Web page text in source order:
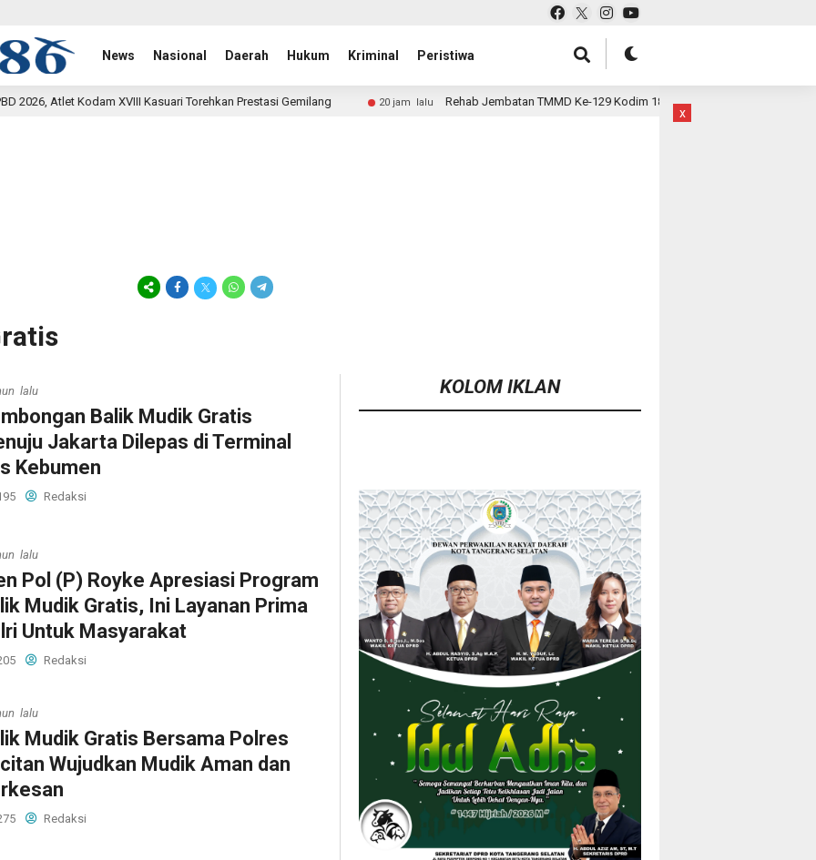
News Nasional Daerah Hukum Kriminal Peristiwa
Torehkan Prestasi Gemilang 20 jam lalu Rehab Jembatan TMMD Ke-129 Kodim 1807/Sorsel Hampir Rampung, Perkuat Akses dan
lalu
Balik Mudik Gratis
Jakarta Dilepas di Terminal
Kebumen
Redaksi
lalu
Pol (P) Royke Apresiasi Program
Mudik Gratis, Ini Layanan Prima
Untuk Masyarakat
Redaksi
lalu
Mudik Gratis Bersama Polres
Wujudkan Mudik Aman dan
Redaksi
KOLOM IKLAN
x